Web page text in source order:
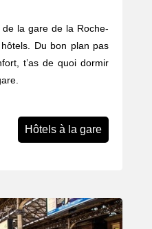
de la gare de la Roche-
Du bon plan pas
t’as de quoi dormir
Hôtels à la gare